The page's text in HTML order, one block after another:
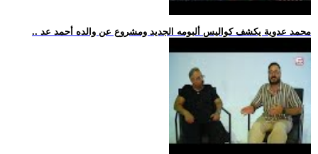
.. محمد عدوية يكشف كواليس ألبومه الجديد ومشروع عن والده أحمد عد